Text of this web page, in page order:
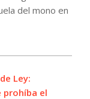
del mono en
Ley:
prohíba el